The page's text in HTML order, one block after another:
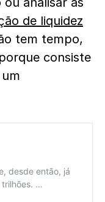
de liquidez
tem tempo,
consiste